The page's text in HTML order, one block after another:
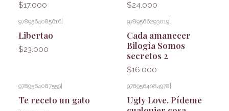
$17.000 $24.000
9789564085616|
Libertao
$23.000
9789566293019|
Cada amanecer
Bilogía Somos
secretos 2
$16.000
9789564087559
Te receto un gato
9789564084978
Ugly Love. Pídeme